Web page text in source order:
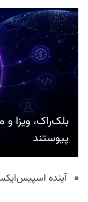
بلک‌راک، ویزا
پیوستند
آینده